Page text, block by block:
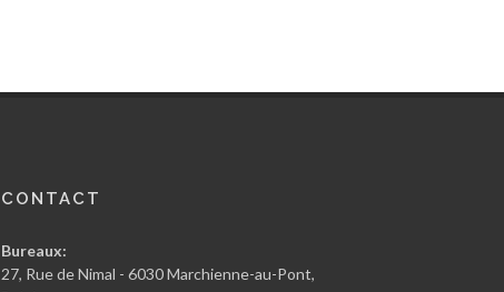
CONTACT
Bureaux:
27, Rue de Nimal - 6030 Marchienne-au-Pont,